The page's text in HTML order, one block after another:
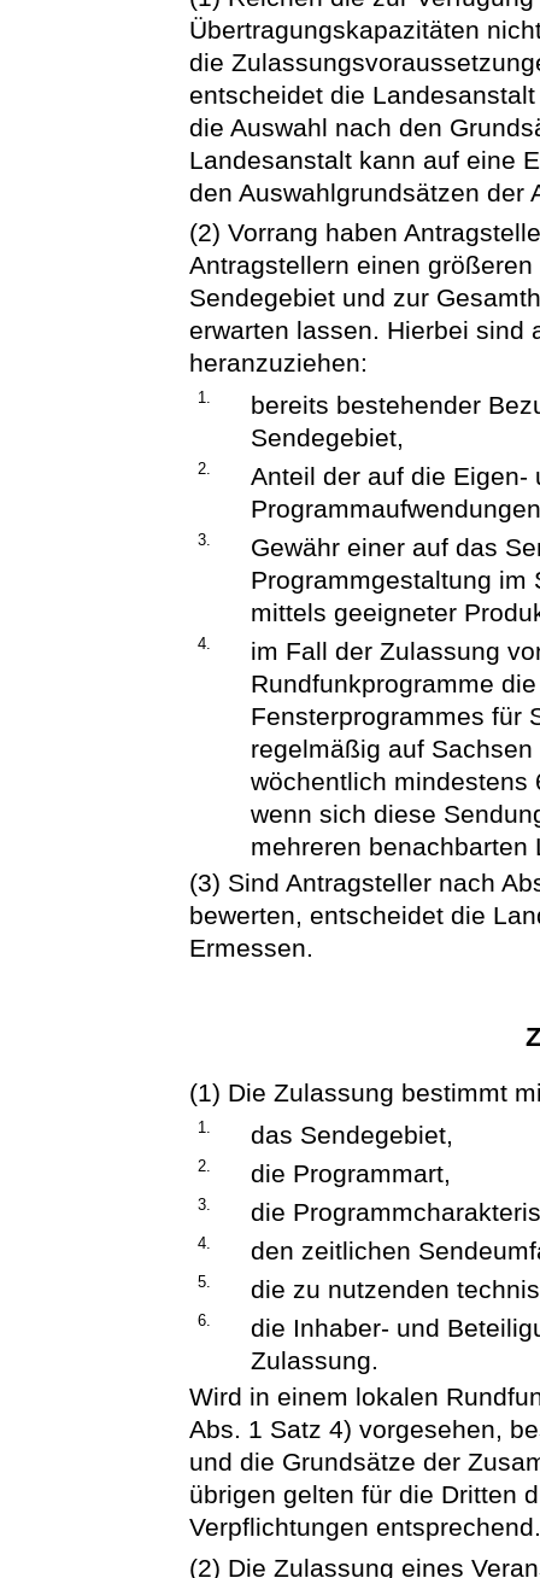
Übertragungskapazitäten
die
entscheidet die
die Auswahl nach den
Landesanstalt kann auf eine
den Auswahlgrundsätzen der
(2) Vorrang haben
Antragstellern einen
Sendegebiet und zur
erwarten lassen. Hierbei sind
heranzuziehen:
1.
bereits bestehender
Sendegebiet,
2.
Anteil der auf die Eigen-
3.
Gewähr einer auf das
Programmgestaltung im
mittels geeigneter
4.
im Fall der Zulassung
Rundfunkprogramme
Fensterprogrammes für
regelmäßig auf
wöchentlich mindestens
wenn sich diese
mehreren benachbarten
(3) Sind Antragsteller nach
bewerten, entscheidet die
Ermessen.
(1) Die Zulassung bestimmt
1. das Sendegebiet,
2. die Programmart,
3. die
4. den zeitlichen
5. die zu nutzenden
6.
die Inhaber- und
Zulassung.
Wird in einem lokalen
Abs. 1 Satz 4) vorgesehen,
und die Grundsätze der
übrigen gelten für die Dritten
Verpflichtungen
(2) Die Zulassung eines